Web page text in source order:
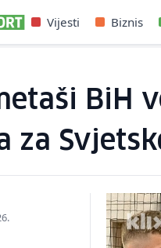
Vijesti Biznis
BiH
za